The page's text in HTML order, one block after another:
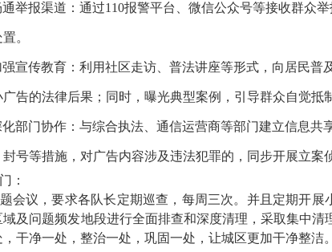
通举报渠道：通过110报警平台、微信公众号等接收群众
。
强宣传教育：利用社区走访、普法讲座等形式，向居民普
告的法律后果；同时，曝光典型案例，引导群众自觉抵
化部门协作：与综合执法、通信运营商等部门建立信息共
号等措施，对广告内容涉及违法犯罪的，同步开展立案
：
会议，要求各队长定期巡查，每周三次。并且定期开展
及问题频发地段进行全面排查和深度清理，采取集中清
干净一处，整治一处，巩固一处，让城区更加干净整洁。